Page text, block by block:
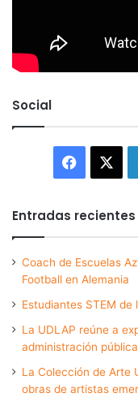
Social
Entradas recientes
Coach de Escuelas
Football en Alemania
Estudiantes STEM
La UDLAP reúne a
administración
La Colección de Arte
obras de artistas